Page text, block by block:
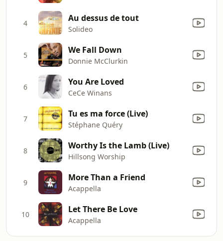
4 Au dessus de tout
Solideo
5 We Fall Down
Donnie McClurkin
6 You Are Loved
CeCe Winans
7 Tu es ma force (Live)
Stéphane Quéry
8 Worthy Is the Lamb (Live)
Hillsong Worship
9 More Than a Friend
Acappella
10 Let There Be Love
Acappella